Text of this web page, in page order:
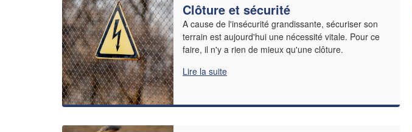
Clôture et sécurité
A cause de l'insécurité grandissante, sécuriser son
terrain est aujourd'hui une nécessité vitale. Pour ce
faire, il n'y a rien de mieux qu'une clôture.
Lire la suite